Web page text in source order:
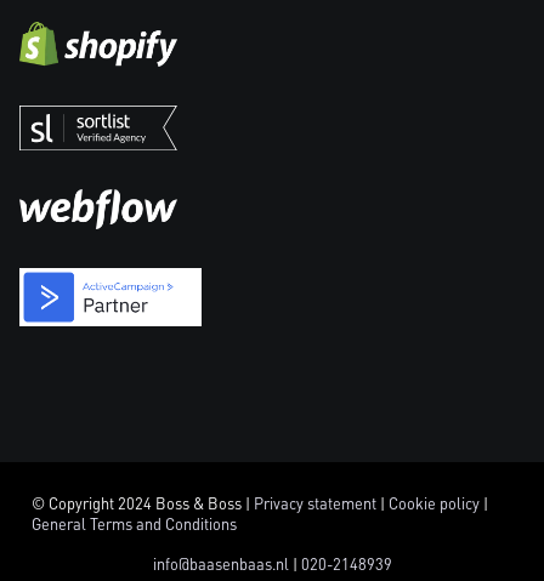
© Copyright 2024 Boss & Boss | Privacy statement | Cookie policy |
General Terms and Conditions
info@baasenbaas.nl| 020-2148939